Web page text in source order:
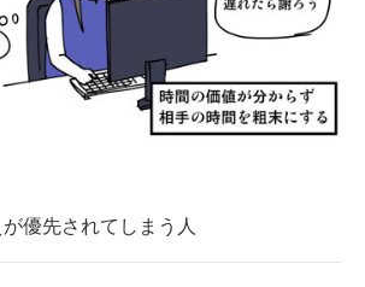
優先されてしまう人